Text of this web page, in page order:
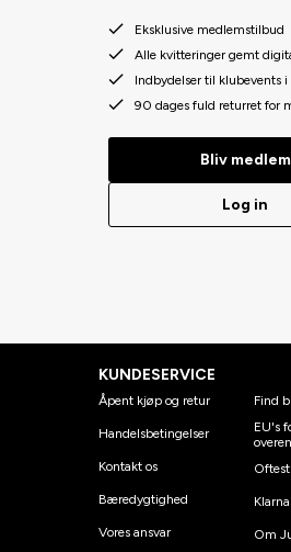
Eksklusive medlemstilbud
Alle kvitteringer gemt
Indbydelser til klubevents
90 dages fuld returret for
Bliv medlem
Log in
KUNDESERVICE
Åpent kjøp og retur
Handelsbetingelser
Kontakt os
Bæredygtighed
Vores ansvar
Find
EU's
Om